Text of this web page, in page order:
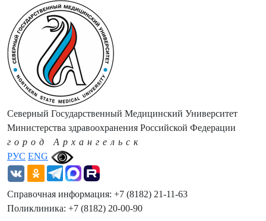
РУС ENG
Северный Государственный Медицинский Университет
Министерства здравоохранения Российской Федерации
город Архангельск
Справочная информация: +7 (8182) 21-11-63
Поликлиника: +7 (8182) 20-00-90